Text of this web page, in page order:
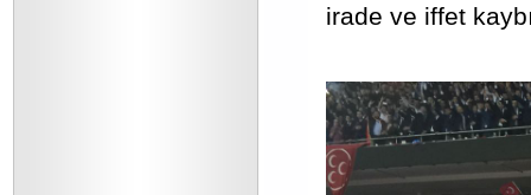
irade ve iffet